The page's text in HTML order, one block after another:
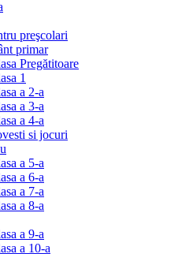
preşcolari
primar
Pregătitoare
1
a 2-a
a 3-a
a 4-a
si jocuri
a 5-a
a 6-a
a 7-a
a 8-a
a 9-a
a 10-a